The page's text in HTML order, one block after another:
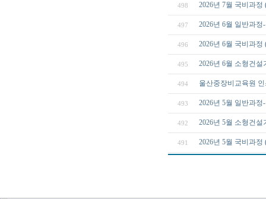
498 2026년 7월 국비과
497 2026년 6월 일반과정
496 2026년 6월 국비과
495 2026년 6월 소형건
494 울산중장비교육원
493 2026년 5월 일반과정
492 2026년 5월 소형건
491 2026년 5월 국비과